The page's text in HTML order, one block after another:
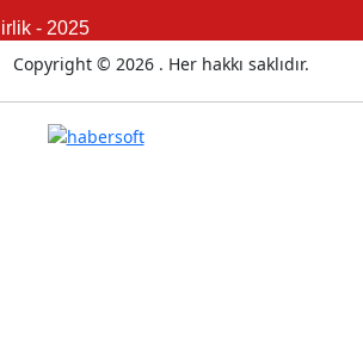
- 2025
Copyright © 2026 . Her hakkı saklıdır.